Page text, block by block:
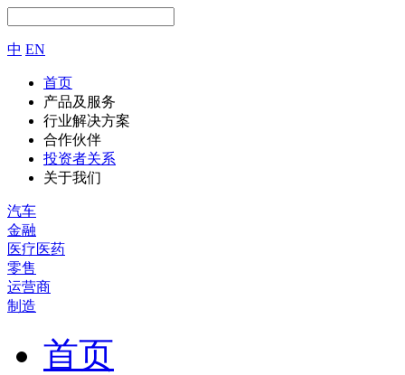
中 EN
首页
产品及服务
行业解决方案
合作伙伴
投资者关系
关于我们
汽车
金融
医疗医药
零售
运营商
制造
首页